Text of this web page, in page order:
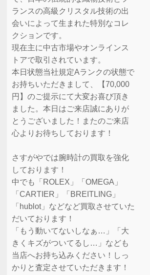
ランスの高級クリスタル技術の出
会いによって生まれた特別なコレ
クションです。
現在主に中古市場やオンラインス
トアで取引されています。
本日状態当社規定Aランクの状態で
お持ちいただきまして、【70,000
円】のご提示にて大変お喜び頂き
ました。本日はご来店誠にありが
とうございました！またのご来店
心よりお待ちしております！
さすがやでは腕時計の買取を強化
しております！
中でも「ROLEX」「OMEGA」
「CARTIER」「BREITLING」
「hublot」などなど買取させていた
だいております！
「もう動いてないしなぁ…」「大
きくキズがついてるし…」なども
当店へお持ち込みください！しっ
かりと査定させていただきます！